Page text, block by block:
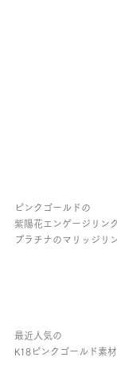
ピンクゴールドの
紫陽花エンゲージリン
プラチナのマリッジリ
最近人気の
K18ピンクゴールド素